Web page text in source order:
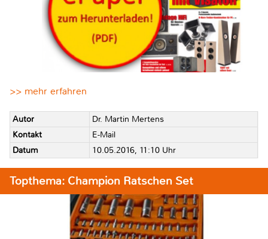
>> mehr erfahren
Autor
Dr. Martin Mertens
Kontakt
E-Mail
Datum
10.05.2016, 11:10 Uhr
Topthema: Champion Ratschen Set